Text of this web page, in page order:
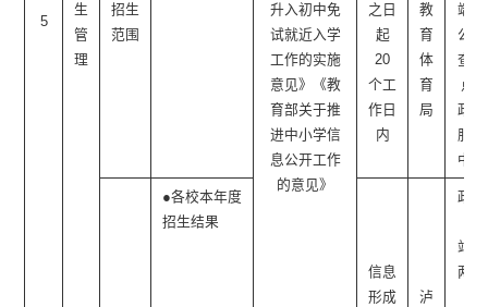
5
生
管
理
升入初中免
试就近入学
工作的实施
意见》《教
育部关于推
进中小学信
息公开工作
的意见》
招生
范围
之日
起
20
个工
作日
内
教
育
体
育
局
端、
公开
查阅
点□
政务
服务
中心
●各校本年度
招生结果
信息
形成
泸
政府
站、
两微